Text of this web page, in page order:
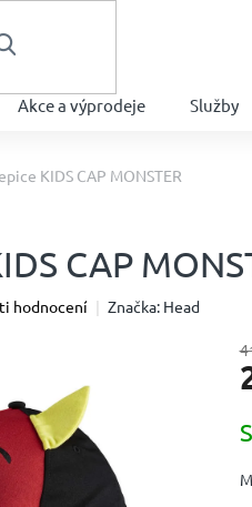
Akce a výprodeje Služby
KIDS CAP MONSTER
CAP
hodnocení Značka: Head